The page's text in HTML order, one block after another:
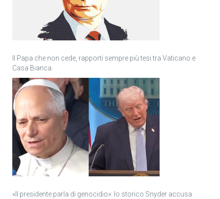
Il Papa che non cede, rapporti sempre più tesi tra Vaticano e
Casa Bianca
«Il presidente parla di genocidio»: lo storico Snyder accusa